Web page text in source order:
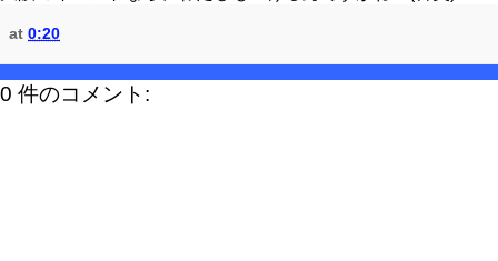
at 0:20
0 件のコメント: